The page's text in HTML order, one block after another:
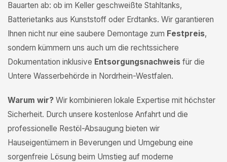
Bauarten ab: ob im Keller geschweißte Stahltanks,
Batterietanks aus Kunststoff oder Erdtanks. Wir garantieren
Ihnen nicht nur eine saubere Demontage zum Festpreis,
sondern kümmern uns auch um die rechtssichere
Dokumentation inklusive Entsorgungsnachweis für die
Untere Wasserbehörde in Nordrhein-Westfalen.
Warum wir? Wir kombinieren lokale Expertise mit höchster
Sicherheit. Durch unsere kostenlose Anfahrt und die
professionelle Restöl-Absaugung bieten wir
Hauseigentümern in Beverungen und Umgebung eine
sorgenfreie Lösung beim Umstieg auf moderne